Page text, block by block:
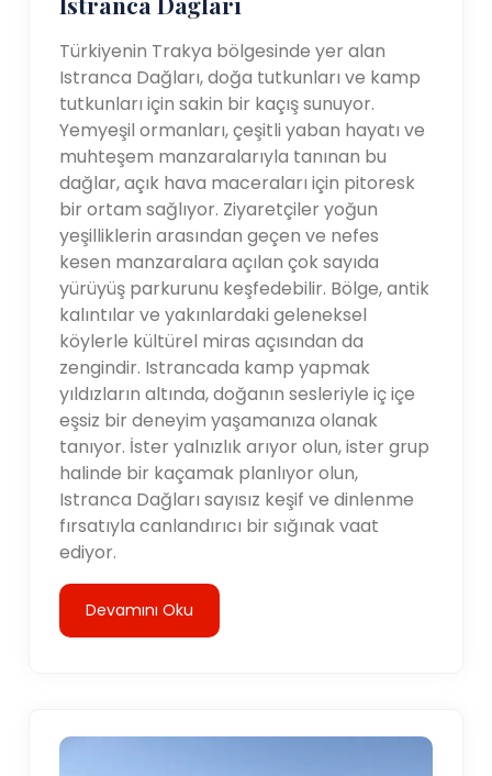
Türkiyenin Trakya bölgesinde yer alan
Istranca Dağları, doğa tutkunları ve kamp
tutkunları için sakin bir kaçış sunuyor.
Yemyeşil ormanları, çeşitli yaban hayatı ve
muhteşem manzaralarıyla tanınan bu
dağlar, açık hava maceraları için pitoresk
bir ortam sağlıyor. Ziyaretçiler yoğun
yeşilliklerin arasından geçen ve nefes
kesen manzaralara açılan çok sayıda
yürüyüş parkurunu keşfedebilir. Bölge, antik
kalıntılar ve yakınlardaki geleneksel
köylerle kültürel miras açısından da
zengindir. Istrancada kamp yapmak
yıldızların altında, doğanın sesleriyle iç içe
eşsiz bir deneyim yaşamanıza olanak
tanıyor. İster yalnızlık arıyor olun, ister grup
halinde bir kaçamak planlıyor olun,
Istranca Dağları sayısız keşif ve dinlenme
fırsatıyla canlandırıcı bir sığınak vaat
ediyor.
Devamını Oku